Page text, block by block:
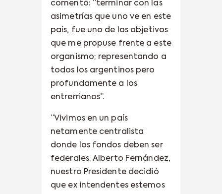
comentó: “terminar con las
asimetrías que uno ve en este
país, fue uno de los objetivos
que me propuse frente a este
organismo; representando a
todos los argentinos pero
profundamente a los
entrerrianos”.
“Vivimos en un país
netamente centralista
donde los fondos deben ser
federales. Alberto Fernández,
nuestro Presidente decidió
que ex intendentes estemos